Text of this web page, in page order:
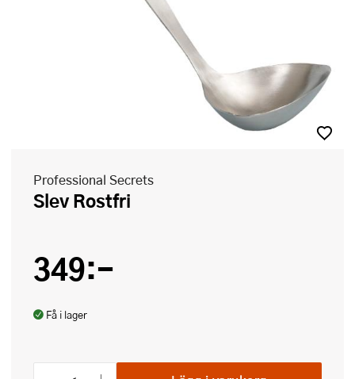
Professional Secrets
Slev Rostfri
349:-
Få i lager